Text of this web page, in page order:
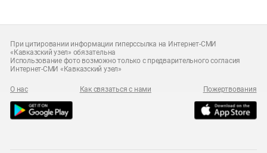
При цитировании информации гиперссылка на Интернет-СМИ
«Кавказский узел» обязательна
Использование фото возможно только с предварительного согласия
Интернет-СМИ «Кавказский узел»
О нас Как связаться с нами Пожертвования